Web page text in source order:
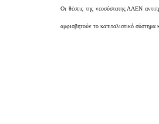
Οι θέσεις της νεοσύστατης ΛΑΕΝ
αμφισβητούν το καπιταλιστικό σύστημα